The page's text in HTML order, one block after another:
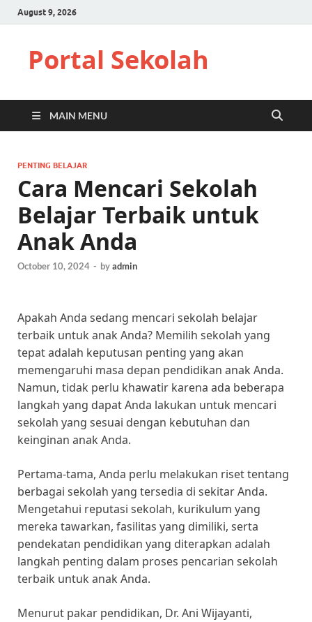
August 9, 2026
Portal Sekolah
MAIN MENU
PENTING BELAJAR
Cara Mencari Sekolah
Belajar Terbaik untuk
Anak Anda
October 10, 2024 - byadmin
Apakah Anda sedang mencari sekolah belajar
terbaik untuk anak Anda? Memilih sekolah yang
tepat adalah keputusan penting yang akan
memengaruhi masa depan pendidikan anak Anda.
Namun, tidak perlu khawatir karena ada beberapa
langkah yang dapat Anda lakukan untuk mencari
sekolah yang sesuai dengan kebutuhan dan
keinginan anak Anda.
Pertama-tama, Anda perlu melakukan riset tentang
berbagai sekolah yang tersedia di sekitar Anda.
Mengetahui reputasi sekolah, kurikulum yang
mereka tawarkan, fasilitas yang dimiliki, serta
pendekatan pendidikan yang diterapkan adalah
langkah penting dalam proses pencarian sekolah
terbaik untuk anak Anda.
Menurut pakar pendidikan, Dr. Ani Wijayanti,